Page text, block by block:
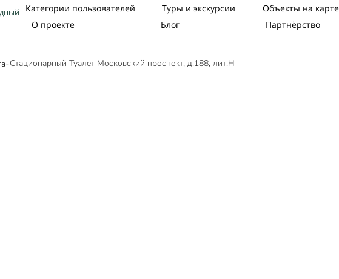
Категории пользователей Туры и экскурсии Объекты на карте
О проекте
Блог Партнёрство
-Стационарный Туалет Московский проспект, д.188, лит.Н